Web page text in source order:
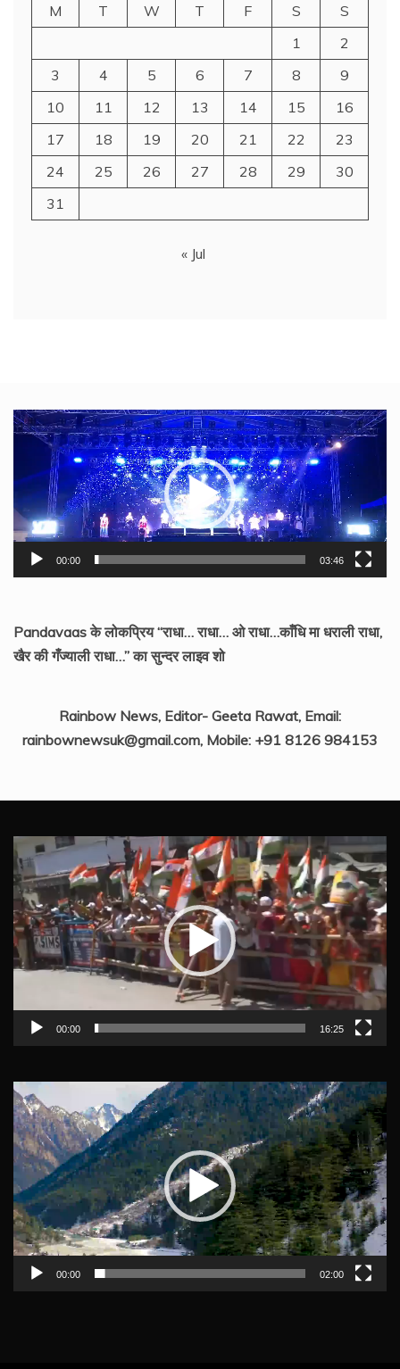
M
T W T F S
S
1
2
3
4 5 6 7 8
9
10
11 12 13 14 15
16
17
18 19 20 21 22
23
24
25 26 27 28 29
30
31
« Jul
Video
Player
00:00 03:46
Pandavaas के लोकप्रिय “राधा… राधा… ओ राधा…काँधि मा धराली राधा,
खैर की गँज्याली राधा…” का सुन्दर लाइव शो
Rainbow News, Editor- Geeta Rawat, Email:
rainbownewsuk@gmail.com, Mobile: +91 8126 984153
Video
Player
00:00 16:25
Video
Player
00:00 02:00